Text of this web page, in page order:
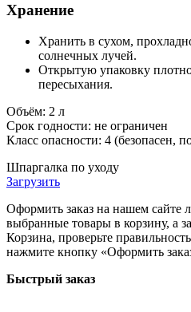
Хранение
Хранить в сухом,
солнечных лучей.
Открытую упаковку
пересыхания.
Объём: 2 л
Срок годности: не ограничен
Класс опасности: 4 (безопасен,
Шпаргалка по уходу
Загрузить
Оформить заказ на нашем сайте
выбранные товары в корзину, а
Корзина, проверьте
нажмите кнопку «Оформить
Быстрый заказ